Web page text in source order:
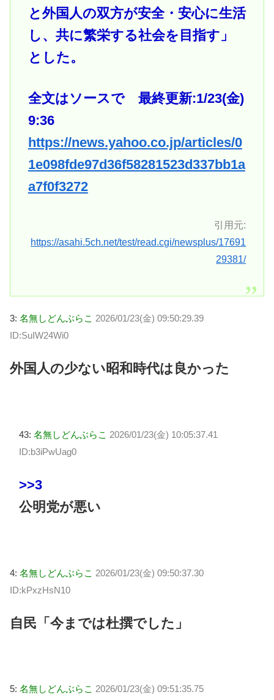
と外国人の双方が安全・安心に生活
し、共に繁栄する社会を目指す」
とした。
全文はソースで 最終更新:1/23(金)
9:36
https://news.yahoo.co.jp/articles/0
1e098fde97d36f58281523d337bb1a
a7f0f3272
引用元:
https://asahi.5ch.net/test/read.cgi/newsplus/17691
29381/
3: 名無しどんぶらこ 2026/01/23(金) 09:50:29.39
ID:SuIW24Wi0
外国人の少ない昭和時代は良かった
43: 名無しどんぶらこ 2026/01/23(金) 10:05:37.41
ID:b3iPwUag0
>>3
公明党が悪い
4: 名無しどんぶらこ 2026/01/23(金) 09:50:37.30
ID:kPxzHsN10
自民「今までは杜撰でした」
5: 名無しどんぶらこ 2026/01/23(金) 09:51:35.75